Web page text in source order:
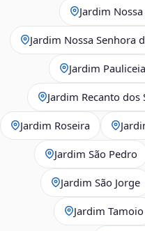
Jardim
Jardim Nossa Senhora
Jardim Pauliceia
Jardim Recanto dos
Jardim Roseira
Jardim São Pedro
Jardim São Jorge
Jardim Tamoio